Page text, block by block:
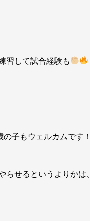
習して試合経験も
子もウェルカムです
せるというよりか